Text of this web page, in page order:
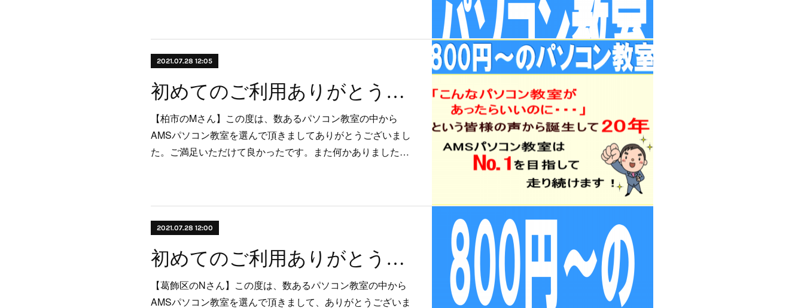
2021.07.28 12:05
初めてのご利用ありがとうございました。
【柏市のMさん】この度は、数あるパソコン教室の中から
AMSパソコン教室を選んで頂きましてありがとうございまし
た。ご満足いただけて良かったです。また何かありました…
2021.07.28 12:00
初めてのご利用ありがとうございました。
【葛飾区のNさん】この度は、数あるパソコン教室の中から
AMSパソコン教室を選んで頂きまして、ありがとうございま